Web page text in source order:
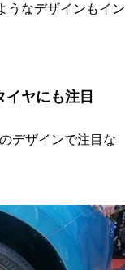
うなデザインもイン
ヤにも注目
デザインで注目な